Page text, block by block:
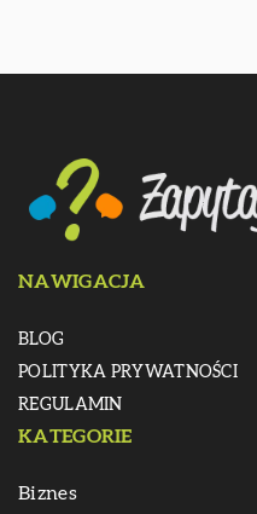
NAWIGACJA
BLOG
POLITYKA PRYWATNOŚCI
REGULAMIN
KATEGORIE
Biznes